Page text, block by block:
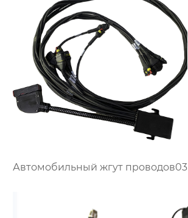
Автомобильный жгут проводов03